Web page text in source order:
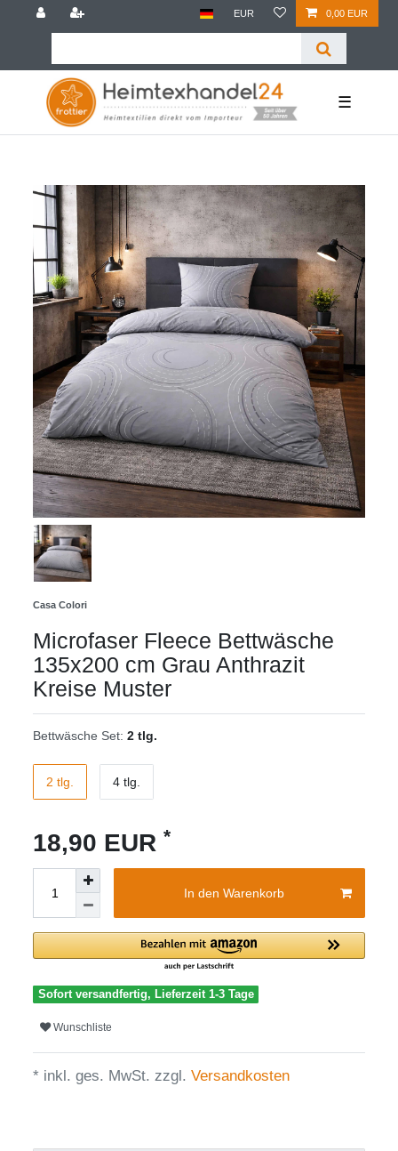
EUR 0,00 EUR
☰
Casa Colori
Microfaser Fleece Bettwäsche
135x200 cm Grau Anthrazit
Kreise Muster
Bettwäsche Set: 2 tlg.
2 tlg. 4 tlg.
18,90 EUR*
In den Warenkorb
Sofort versandfertig, Lieferzeit 1-3 Tage
Wunschliste
* inkl. ges. MwSt. zzgl. Versandkosten